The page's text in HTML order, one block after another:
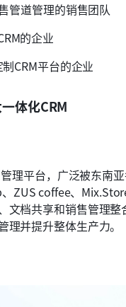
管道管理的销售团队
的企业
CRM平台的企业
体化CRM
理平台，广泛被东南
ZUS coffee、
文档共享和销售管理
并提升整体生产力。